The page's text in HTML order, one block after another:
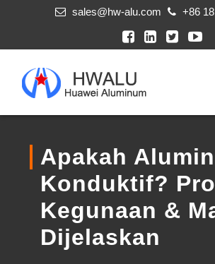
sales@hw-alu.com +86
Apakah
Konduktif?
Kegunaan &
Dijelaskan